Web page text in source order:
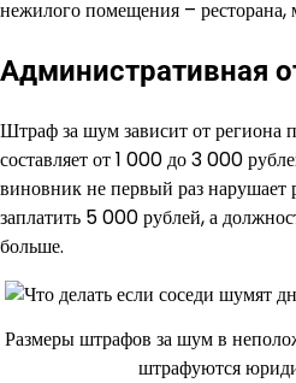
нежилого помещения – ресторана,
Административная
Штраф за шум зависит от региона
составляет от 1 000 до 3 000
виновник не первый раз
заплатить 5 000 рублей, а
больше.
Размеры штрафов за шум в
штрафуются